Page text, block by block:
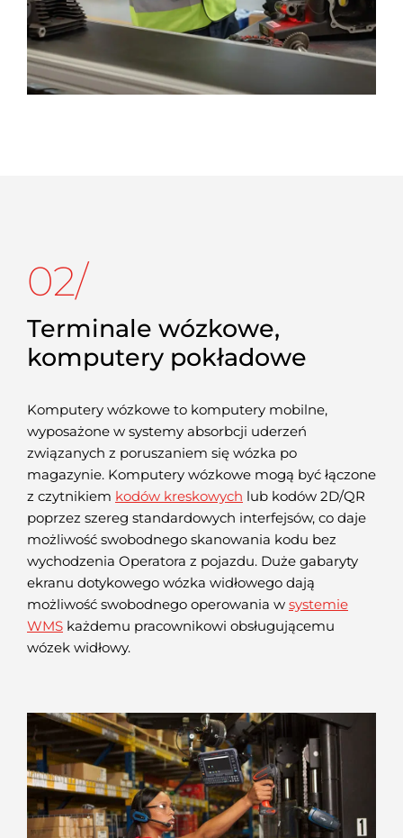
02/
Terminale wózkowe,
komputery pokładowe
Komputery wózkowe to komputery mobilne,
wyposażone w systemy absorbcji uderzeń
związanych z poruszaniem się wózka po
magazynie. Komputery wózkowe mogą być łączone
z czytnikiem kodów kreskowych lub kodów 2D/QR
poprzez szereg standardowych interfejsów, co daje
możliwość swobodnego skanowania kodu bez
wychodzenia Operatora z pojazdu. Duże gabaryty
ekranu dotykowego wózka widłowego dają
możliwość swobodnego operowania w systemie
WMS każdemu pracownikowi obsługującemu
wózek widłowy.